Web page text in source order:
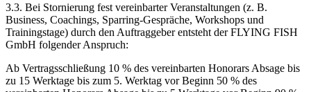
3.3. Bei Stornierung fest vereinbarter Veranstaltungen (z. B.
Business, Coachings, Sparring-Gespräche, Workshops und
Trainingstage) durch den Auftraggeber entsteht der FLYING FISH
GmbH folgender Anspruch:
Ab Vertragsschließung 10 % des vereinbarten Honorars Absage bis
zu 15 Werktage bis zum 5. Werktag vor Beginn 50 % des